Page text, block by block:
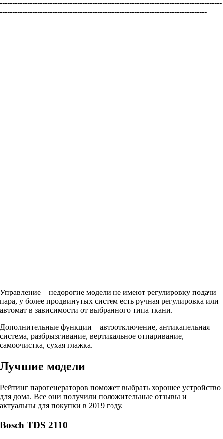
-----------------------------------------------------------------------------------------
-----------------------------------------------------------------------------------
Управление – недорогие модели не имеют регулировку подачи
пара, у более продвинутых систем есть ручная регулировка или
автомат в зависимости от выбранного типа ткани.
Дополнительные функции – автоотключение, антикапельная
система, разбрызгивание, вертикальное отпаривание,
самоочистка, сухая глажка.
Лучшие модели
Рейтинг парогенераторов поможет выбрать хорошее устройство
для дома. Все они получили положительные отзывы и
актуальны для покупки в 2019 году.
Bosch TDS 2110